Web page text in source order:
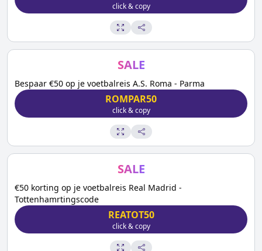
click & copy
SALE
Bespaar €50 op je voetbalreis A.S. Roma - Parma
ROMPAR50
click & copy
SALE
€50 korting op je voetbalreis Real Madrid -
Tottenhamrtingscode
REATOT50
click & copy